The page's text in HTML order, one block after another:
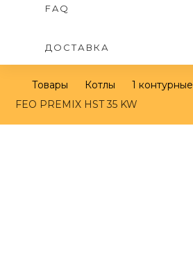
FAQ
ДОСТАВКА
Товары Котлы 1 контурные
FEO PREMIX HST 35 KW